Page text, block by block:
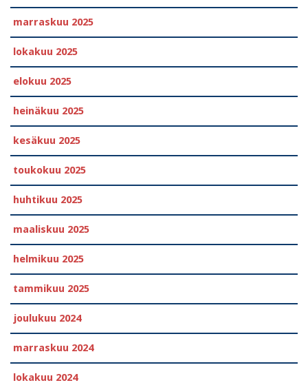
marraskuu 2025
lokakuu 2025
elokuu 2025
heinäkuu 2025
kesäkuu 2025
toukokuu 2025
huhtikuu 2025
maaliskuu 2025
helmikuu 2025
tammikuu 2025
joulukuu 2024
marraskuu 2024
lokakuu 2024